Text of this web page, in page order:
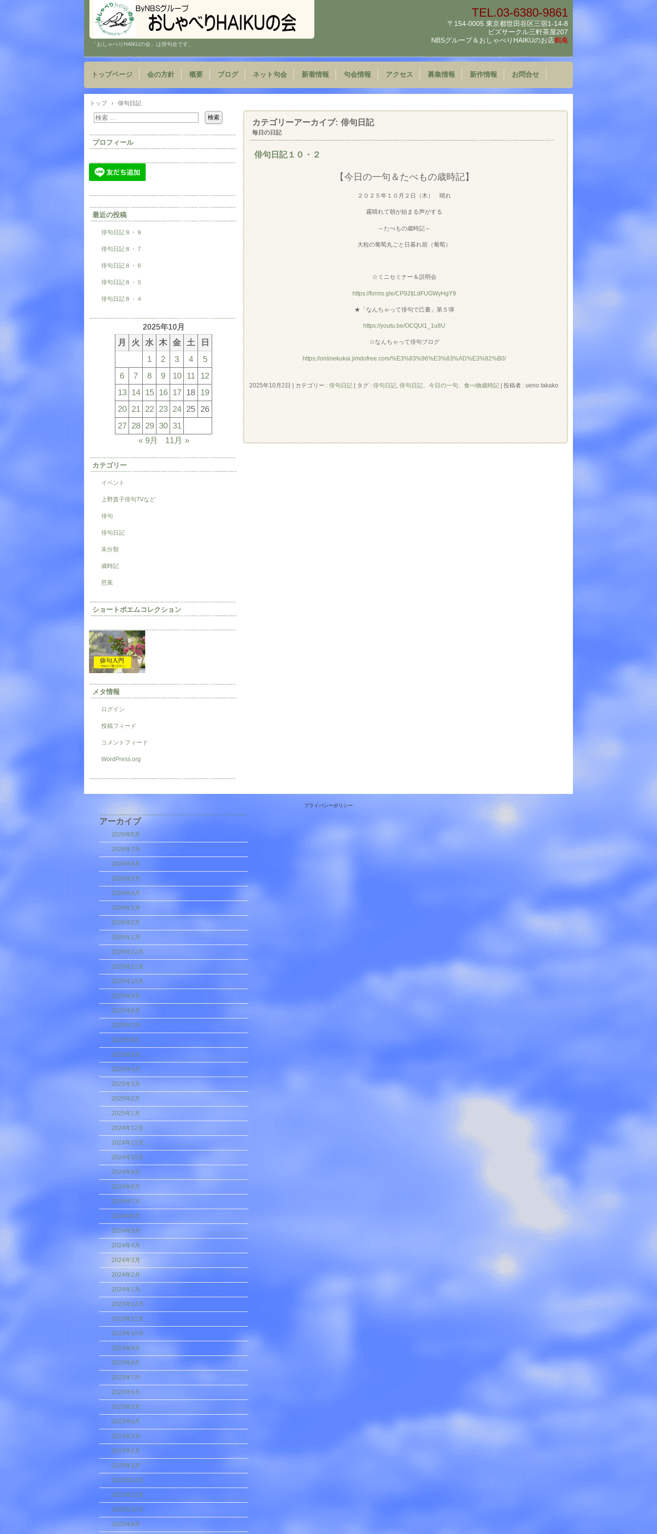
「おしゃべりHAIKUの会」は俳句会です。
TEL.03-6380-9861
〒154-0005 東京都世田谷区三宿1-14-8
ビズサークル三軒茶屋207
NBSグループ＆ おしゃべりHAIKUのお店鶫庵
トップページ 会の方針 概要 ブログ ネット句会 新着情報 句会情報 アクセス 募集情報 新作情報 お問合せ
トップ › 俳句日記
カテゴリーアーカイブ: 俳句日記
毎日の日記
俳句日記１０・２
【今日の一句＆たべもの歳時記】
２０２５年１０月２日（木） 晴れ
霧晴れて朝が始まる声がする
～たべもの歳時記～
大粒の葡萄丸ごと日暮れ前（葡萄）
☆ミニセミナー＆説明会
https://forms.gle/CP92tjLdFUGWyHgY9
★「なんちゃって俳句で己書」第５弾
https://youtu.be/OCQUl1_1u8U
☆なんちゃって俳句ブログ
https://onlinekukai.jimdofree.com/%E3%83%96%E3%83%AD%E3%82%B0/
2025年10月2日 カテゴリー : 俳句日記 タグ : 俳句日記 俳句日記、今日の一句、食べ物歳時記 投稿者 : ueno takako
プロフィール
最近の投稿
俳句日記８・８
俳句日記８・７
俳句日記８・６
俳句日記８・５
俳句日記８・４
2025年10月
月 火 水 木 金 土
日
1
2 3 4
5
6
7 8 9 10 11
12
13 14 15 16 17 18 19
20 21 22 23 24 25 26
27 28 29 30 31
« 9月
11月 »
カテゴリー
イベント
上野貴子俳句TVなど
俳句
俳句日記
未分類
歳時記
芭蕉
ショートポエムコレクション
メタ情報
ログイン
投稿フィード
コメントフィード
WordPress.org
プライバシーポリシー
アーカイブ
2026年8月
2026年7月
2026年6月
2026年5月
2026年4月
2026年3月
2026年2月
2026年1月
2025年12月
2025年11月
2025年10月
2025年9月
2025年8月
2025年7月
2025年6月
2025年5月
2025年4月
2025年3月
2025年2月
2025年1月
2024年12月
2024年11月
2024年10月
2024年9月
2024年8月
2024年7月
2024年6月
2024年5月
2024年4月
2024年3月
2024年2月
2024年1月
2023年12月
2023年11月
2023年10月
2023年9月
2023年8月
2023年7月
2023年6月
2023年5月
2023年4月
2023年3月
2023年2月
2023年1月
2022年12月
2022年11月
2022年10月
2022年9月